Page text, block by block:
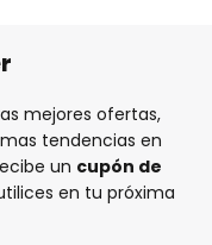
mejores ofertas,
tendencias en
un cupón de
en tu próxima